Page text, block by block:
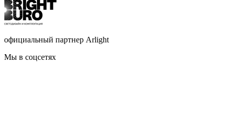
официальный партнер Arlight
Мы в соцсетях